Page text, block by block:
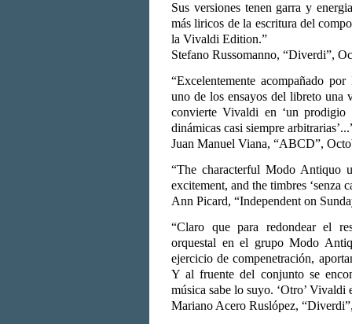
Sus versiones tenen garra y
más liricos de la escritura del
la Vivaldi Edition.”
Stefano Russomanno, “Diverdi”,
“Excelentemente acompañado
uno de los ensayos del libreto una
convierte Vivaldi en ‘un prodigio
dinámicas casi siempre
Juan Manuel Viana, “ABCD”,
“The characterful Modo Antiquo
excitement, and the timbres ‘senza
Ann Picard, “Independent on
“Claro que para redondear el
orquestal en el grupo Modo
ejercicio de compenetración,
Y al fruente del conjunto se
música sabe lo suyo. ‘Otro’ Vivaldi
Mariano Acero Ruslópez,